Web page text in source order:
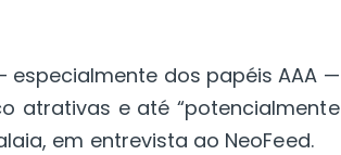
dos papéis AAA —
atrativas e até “potencialmente
em entrevista ao NeoFeed.